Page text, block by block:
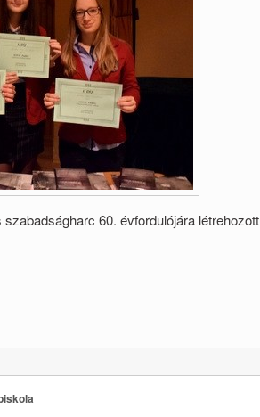
60. évfordulójára létrehozott